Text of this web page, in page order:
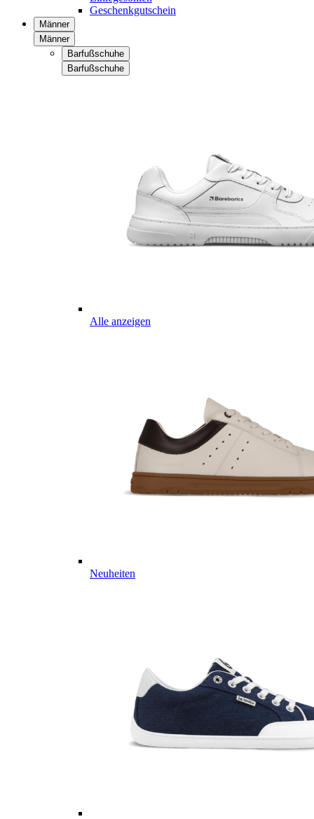
Geschenkgutschein
Männer
Männer
Barfußschuhe
Barfußschuhe
Alle anzeigen
Neuheiten